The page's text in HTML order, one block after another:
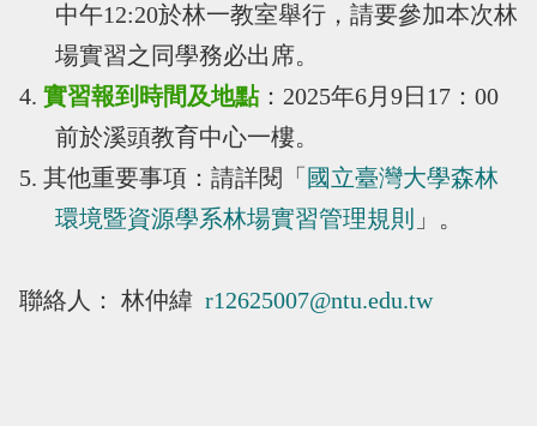
中午12:20於林一教室舉行，請要參加本次林
場實習之同學務必出席。
4. 實習報到時間及地點：2025年6月9日17：00
前於溪頭教育中心一樓。
5. 其他重要事項：請詳閱「 國立臺灣大學森林
環境暨資源學系林場實習管理規則 」。
聯絡人： 林仲緯 r12625007@ntu.edu.tw